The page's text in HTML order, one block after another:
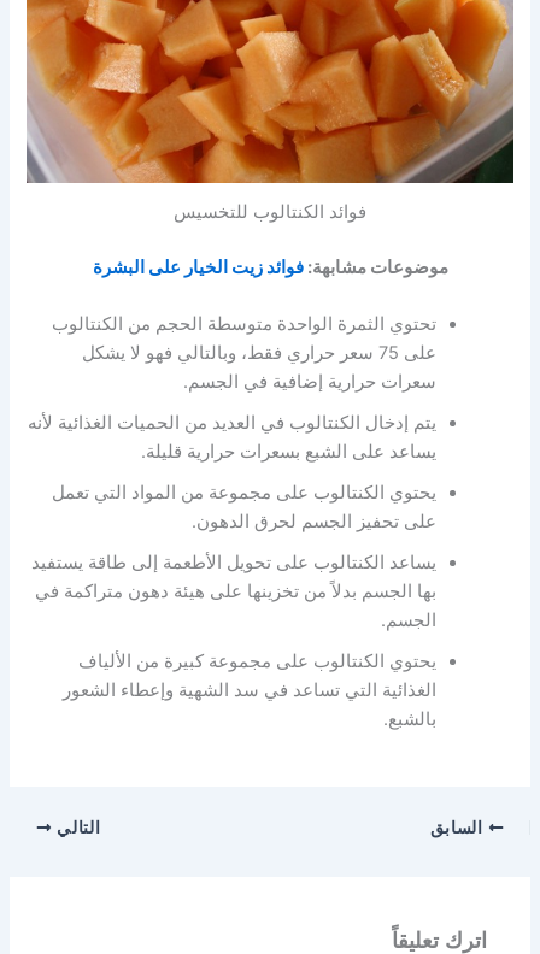
فوائد الكنتالوب للتخسيس
موضوعات مشابهة:فوائد زيت الخيار على البشرة
تحتوي الثمرة الواحدة متوسطة الحجم من الكنتالوب
على 75 سعر حراري فقط، وبالتالي فهو لا يشكل
سعرات حرارية إضافية في الجسم.
يتم إدخال الكنتالوب في العديد من الحميات الغذائية لأنه
يساعد على الشبع بسعرات حرارية قليلة.
يحتوي الكنتالوب على مجموعة من المواد التي تعمل
على تحفيز الجسم لحرق الدهون.
يساعد الكنتالوب على تحويل الأطعمة إلى طاقة يستفيد
بها الجسم بدلاً من تخزينها على هيئة دهون متراكمة في
الجسم.
يحتوي الكنتالوب على مجموعة كبيرة من الألياف
الغذائية التي تساعد في سد الشهية وإعطاء الشعور
بالشبع.
السابق التالي
اترك تعليقاً